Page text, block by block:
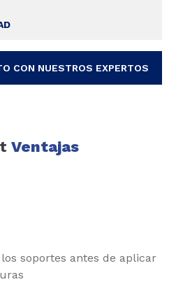
CON NUESTROS EXPERTOS
Ventajas
soportes antes de aplicar